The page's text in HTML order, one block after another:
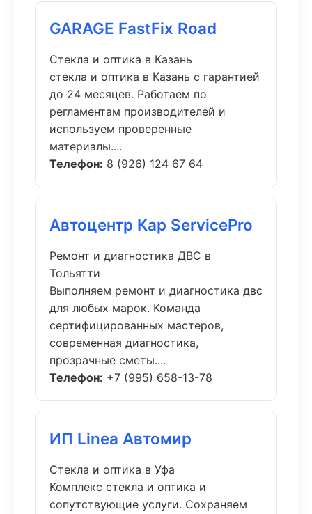
GARAGE FastFix Road
Стекла и оптика в Казань
стекла и оптика в Казань с гарантией
до 24 месяцев. Работаем по
регламентам производителей и
используем проверенные
материалы....
Телефон: 8 (926) 124 67 64
Автоцентр Кар ServicePro
Ремонт и диагностика ДВС в
Тольятти
Выполняем ремонт и диагностика двс
для любых марок. Команда
сертифицированных мастеров,
современная диагностика,
прозрачные сметы....
Телефон: +7 (995) 658-13-78
ИП Linea Автомир
Стекла и оптика в Уфа
Комплекс стекла и оптика и
сопутствующие услуги. Сохраняем